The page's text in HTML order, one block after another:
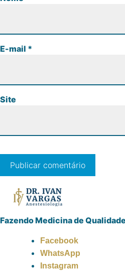
E-mail *
Site
Fazendo Medicina de
Facebook
WhatsApp
Instagram